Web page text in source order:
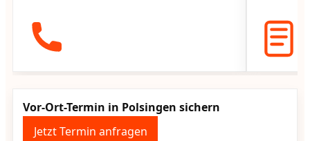
Vor-Ort-Termin in Polsingen sichern
Jetzt Termin anfragen